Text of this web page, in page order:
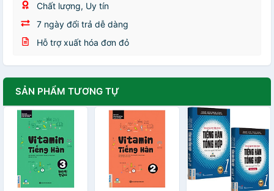
Chất lượng, Uy tín
7 ngày đổi trả dễ dàng
Hỗ trợ xuất hóa đơn đỏ
SẢN PHẨM TƯƠNG TỰ